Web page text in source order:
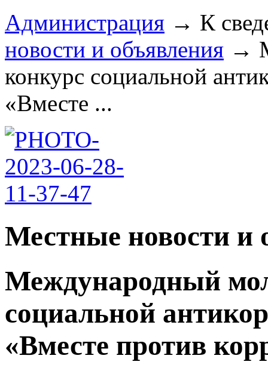
Администрация → К
новости и объявления →
конкурс социальной
«Вместе ...
Местные новости и
Международный
социальной
«Вместе против